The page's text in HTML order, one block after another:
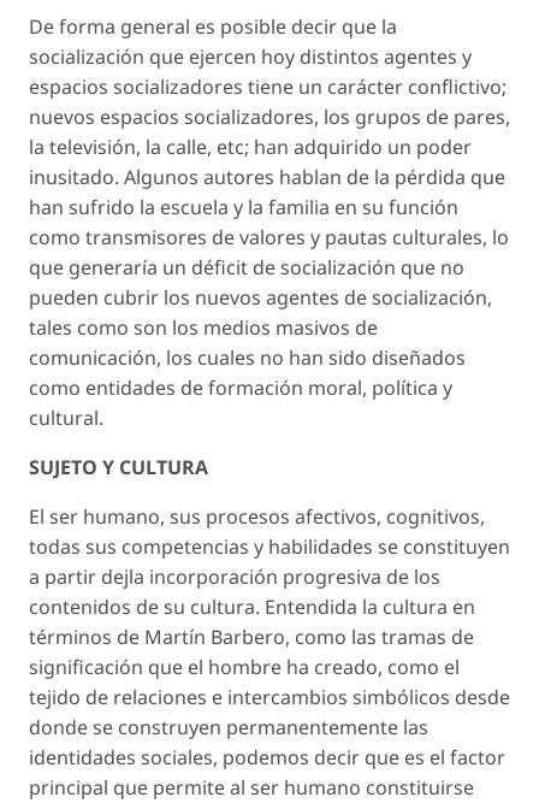
De forma general es posible decir que la
socialización que ejercen hoy distintos agentes y
espacios socializadores tiene un carácter conflictivo;
nuevos espacios socializadores, los grupos de pares,
la televisión, la calle, etc; han adquirido un poder
inusitado. Algunos autores hablan de la pérdida que
han sufrido la escuela y la familia en su función
como transmisores de valores y pautas culturales, lo
que generaría un déficit de socialización que no
pueden cubrir los nuevos agentes de socialización,
tales como son los medios masivos de
comunicación, los cuales no han sido diseñados
como entidades de formación moral, política y
cultural.
SUJETO Y CULTURA
El ser humano, sus procesos afectivos, cognitivos,
todas sus competencias y habilidades se constituyen
a partir dejla incorporación progresiva de los
contenidos de su cultura. Entendida la cultura en
términos de Martín Barbero, como las tramas de
significación que el hombre ha creado, como el
tejido de relaciones e intercambios simbólicos desde
donde se construyen permanentemente las
identidades sociales, podemos decir que es el factor
principal que permite al ser humano constituirse